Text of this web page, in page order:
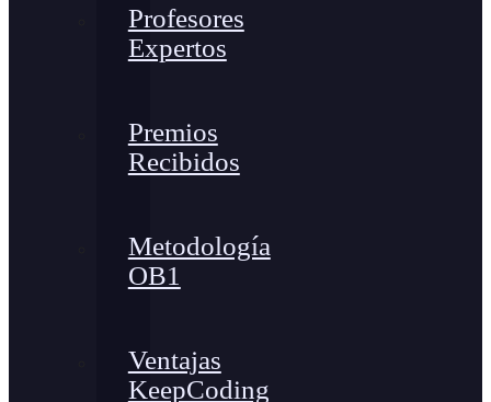
Profesores
Expertos
Premios
Recibidos
Metodología
OB1
Ventajas
KeepCoding